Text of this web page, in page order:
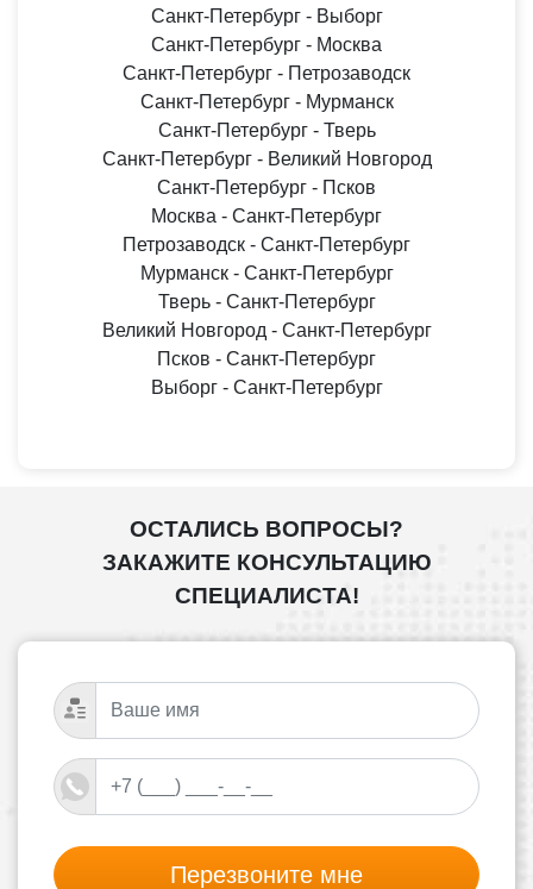
Санкт-Петербург - Выборг
Санкт-Петербург - Москва
Санкт-Петербург - Петрозаводск
Санкт-Петербург - Мурманск
Санкт-Петербург - Тверь
Санкт-Петербург - Великий Новгород
Санкт-Петербург - Псков
Москва - Санкт-Петербург
Петрозаводск - Санкт-Петербург
Мурманск - Санкт-Петербург
Тверь - Санкт-Петербург
Великий Новгород - Санкт-Петербург
Псков - Санкт-Петербург
Выборг - Санкт-Петербург
ОСТАЛИСЬ ВОПРОСЫ?
ЗАКАЖИТЕ КОНСУЛЬТАЦИЮ
СПЕЦИАЛИСТА!
Перезвоните мне